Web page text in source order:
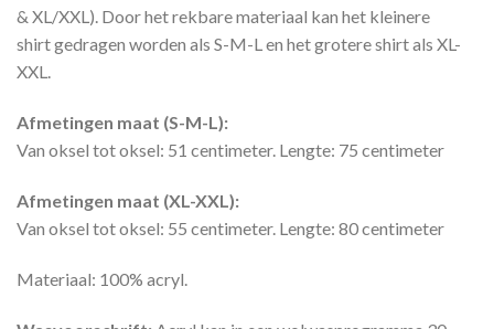
& XL/XXL). Door het rekbare materiaal kan het kleinere
shirt gedragen worden als S-M-L en het grotere shirt als XL-
XXL.
Afmetingen maat (S-M-L):
Van oksel tot oksel: 51 centimeter. Lengte: 75 centimeter
Afmetingen maat (XL-XXL):
Van oksel tot oksel: 55 centimeter. Lengte: 80 centimeter
Materiaal: 100% acryl.